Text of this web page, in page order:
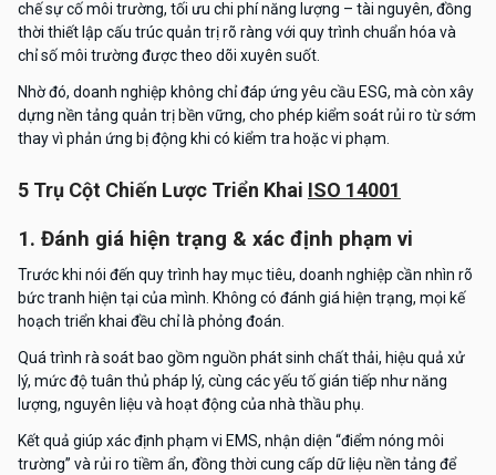
chế sự cố môi trường, tối ưu chi phí năng lượng – tài nguyên, đồng
thời thiết lập cấu trúc quản trị rõ ràng với quy trình chuẩn hóa và
chỉ số môi trường được theo dõi xuyên suốt.
Nhờ đó, doanh nghiệp không chỉ đáp ứng yêu cầu ESG, mà còn xây
dựng nền tảng quản trị bền vững, cho phép kiểm soát rủi ro từ sớm
thay vì phản ứng bị động khi có kiểm tra hoặc vi phạm.
5 Trụ Cột Chiến Lược Triển Khai ISO 14001
1. Đánh giá hiện trạng & xác định phạm vi
Trước khi nói đến quy trình hay mục tiêu, doanh nghiệp cần nhìn rõ
bức tranh hiện tại của mình. Không có đánh giá hiện trạng, mọi kế
hoạch triển khai đều chỉ là phỏng đoán.
Quá trình rà soát bao gồm nguồn phát sinh chất thải, hiệu quả xử
lý, mức độ tuân thủ pháp lý, cùng các yếu tố gián tiếp như năng
lượng, nguyên liệu và hoạt động của nhà thầu phụ.
Kết quả giúp xác định phạm vi EMS, nhận diện “điểm nóng môi
trường” và rủi ro tiềm ẩn, đồng thời cung cấp dữ liệu nền tảng để